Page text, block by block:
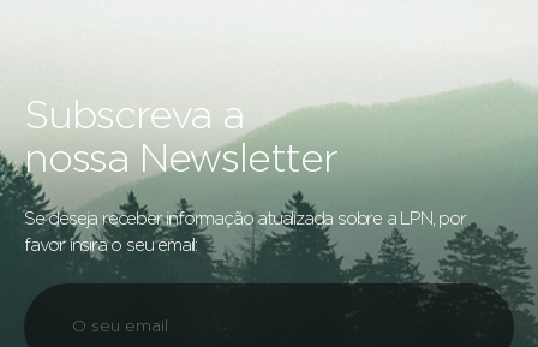
Subscreva a
nossa Newsletter
Se deseja receber informação atualizada sobre a LPN, por
favor insira o seu email: